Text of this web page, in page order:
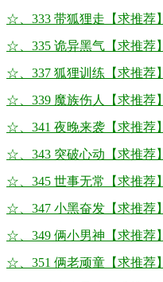
☆、333 带狐狸走【求推荐】
☆、335 诡异黑气【求推荐】
☆、337 狐狸训练【求推荐】
☆、339 魔族伤人【求推荐】
☆、341 夜晚来袭【求推荐】
☆、343 突破心动【求推荐】
☆、345 世事无常【求推荐】
☆、347 小黑奋发【求推荐】
☆、349 俩小男神【求推荐】
☆、351 俩老顽童【求推荐】